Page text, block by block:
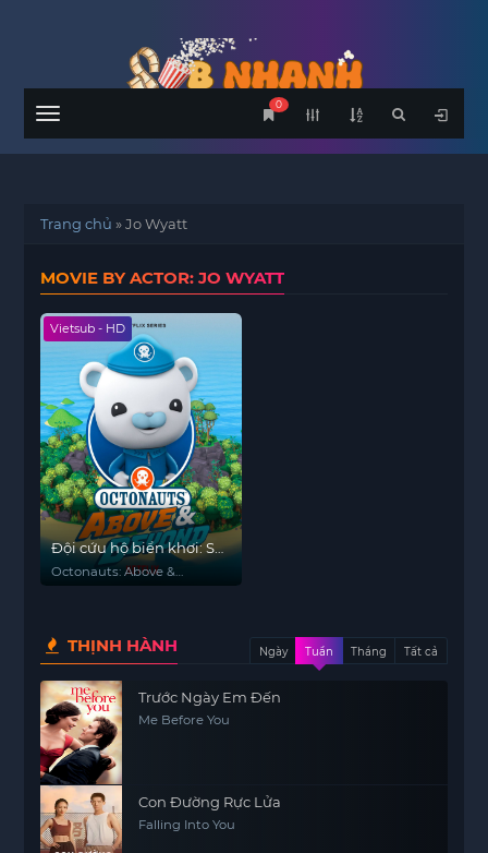
Menu
0
Trang chủ »Jo Wyatt
MOVIE BY ACTOR: JO WYATT
Vietsub - HD
Đội cứu hộ biển khơi: Sứ
mệnh trên cạn (Phần 1)
Octonauts: Above &
THỊNH HÀNH Ngày Tuần Tháng Tất cả
Trước Ngày Em Đến
Me Before You
Con Đường Rực Lửa
Falling Into You